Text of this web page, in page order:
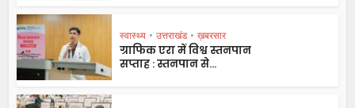
स्वास्थ्य • उत्तराखंड • ख़बरसार
ग्राफिक एरा में विश्व स्तनपान
सप्ताह : स्तनपान से...